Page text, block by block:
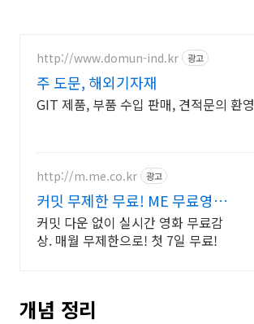
http://www.domun-ind.kr 광고
주 도문, 해외기자재
GIT 제품, 부품 수입 판매, 견적문의 환영
http://m.me.co.kr 광고
커밋 무제한 무료! ME 무료영화
바로보기!
커밋 다운 없이 실시간 영화 무료감
상. 매월 무제한으로! 첫 7일 무료!
개념 정리